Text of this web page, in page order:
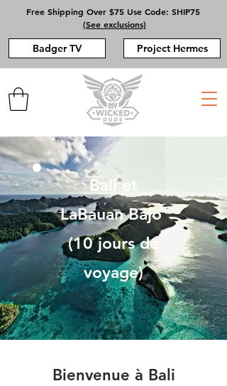
Free Shipping Over $75 Use Code: SHIP75
(See exclusions)
Badger TV Project Hermes
Bali et
LaBauan Bajo
(10 jours de
voyage)
Bienvenue à Bali